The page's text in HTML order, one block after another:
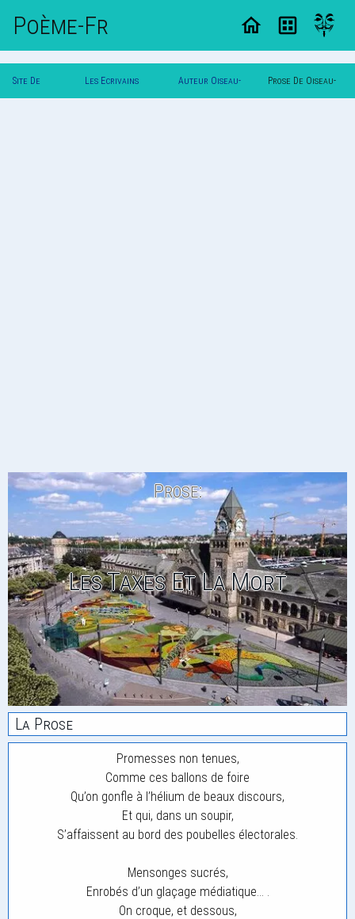
Poème-Fr
Site De Les Ecrivains Auteur Oiseau- Prose De Oiseau-
Prose:
Les Taxes Et La Mort
La Prose
Promesses non tenues,
Comme ces ballons de foire
Qu’on gonfle à l’hélium de beaux discours,
Et qui, dans un soupir,
S’affaissent au bord des poubelles électorales.
Mensonges sucrés,
Enrobés d’un glaçage médiatique… .
On croque, et dessous,